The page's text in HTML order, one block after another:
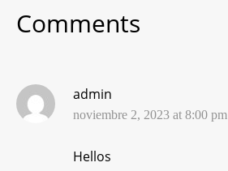
Comments
admin
noviembre 2, 2023 at 8:00 pm
Hellos